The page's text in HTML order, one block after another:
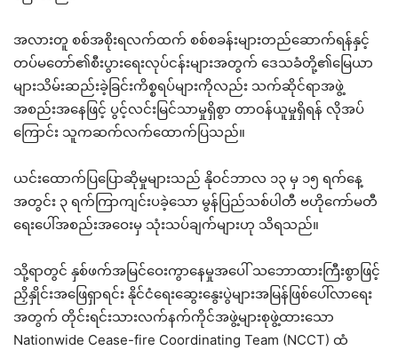
အလားတူ စစ်အစိုးရလက်ထက် စစ်စခန်းများတည်ဆောက်ရန်နှင့်
တပ်မတော်၏စီးပွားရေးလုပ်ငန်းများအတွက် ဒေသခံတို့၏မြေယာ
များသိမ်းဆည်းခဲ့ခြင်းကိစ္စရပ်များကိုလည်း သက်ဆိုင်ရာအဖွဲ့
အစည်းအနေဖြင့် ပွင့်လင်းမြင်သာမှုရှိစွာ တာဝန်ယူမှုရှိရန် လိုအပ်
ကြောင်း သူကဆက်လက်ထောက်ပြသည်။
ယင်းထောက်ပြပြောဆိုမှုများသည် နိုဝင်ဘာလ ၁၃ မှ ၁၅ ရက်နေ့
အတွင်း ၃ ရက်ကြာကျင်းပခဲ့သော မွန်ပြည်သစ်ပါတီ ဗဟိုကော်မတီ
ရေးပေါ်အစည်းအဝေးမှ သုံးသပ်ချက်များဟု သိရသည်။
သို့ရာတွင် နှစ်ဖက်အမြင်ဝေးကွာနေမှုအပေါ် သဘောထားကြီးစွာဖြင့်
ညှိနှိုင်းအဖြေရှာရင်း နိုင်ငံရေးဆွေးနွေးပွဲများအမြန်ဖြစ်ပေါ်လာရေး
အတွက် တိုင်းရင်းသားလက်နက်ကိုင်အဖွဲ့များစုဖွဲ့ထားသော
Nationwide Cease-fire Coordinating Team (NCCT) ထံ